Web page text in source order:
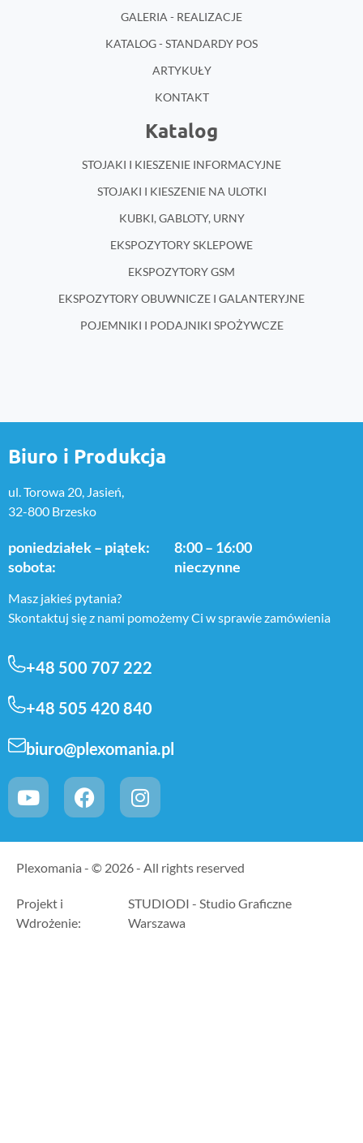
GALERIA - REALIZACJE
KATALOG - STANDARDY POS
ARTYKUŁY
KONTAKT
Katalog
STOJAKI I KIESZENIE INFORMACYJNE
STOJAKI I KIESZENIE NA ULOTKI
KUBKI, GABLOTY, URNY
EKSPOZYTORY SKLEPOWE
EKSPOZYTORY GSM
EKSPOZYTORY OBUWNICZE I GALANTERYJNE
POJEMNIKI I PODAJNIKI SPOŻYWCZE
Biuro i Produkcja
ul. Torowa 20, Jasień,
32-800 Brzesko
poniedziałek – piątek:
sobota:
8:00 – 16:00
nieczynne
Masz jakieś pytania?
Skontaktuj się z nami pomożemy Ci w sprawie zamówienia
+48 500 707 222
+48 505 420 840
biuro@plexomania.pl
Plexomania - © 2026 - All rights reserved
Projekt i
Wdrożenie:
STUDIODI - Studio Graficzne
Warszawa